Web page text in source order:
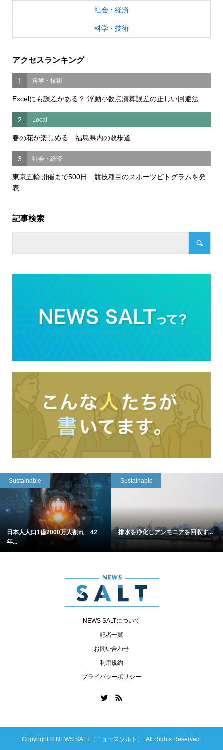
社会・経済
科学・技術
アクセスランキング
1 科学・技術
Excelにも誤差がある？ 浮動小数点演算誤差の正しい回避法
2 Local
春の花が楽しめる 福島県内の散歩道
3 社会・経済
東京五輪開催まで500日 競技種目のスポーツピトグラムを発
表
記事検索
Sustainable
日本人人口1億2000万人割れ 42
年...
Sustainable
排水を浄化しアンモニアを回収す...
NEWS SALTについて
記者一覧
お問い合わせ
利用規約
プライバシーポリシー
Copyright © NEWS SALT（ニュースソルト）. All Rights Reserved.